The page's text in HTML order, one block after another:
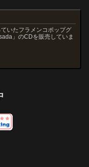
いたフラメンコポップグ
」のCDを販売していま